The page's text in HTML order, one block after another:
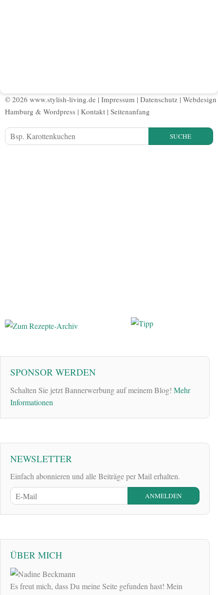
© 2026 www.stylish-living.de | Impressum | Datenschutz | Webdesign
Hamburg & Wordpress | Kontakt | Seitenanfang
SUCHE
SPONSOR WERDEN
Schalten Sie jetzt Bannerwerbung auf meinem Blog! Mehr
Informationen
NEWSLETTER
Einfach abonnieren und alle Beiträge per Mail erhalten.
ÜBER MICH
Es freut mich, dass Du meine Seite gefunden hast! Mein